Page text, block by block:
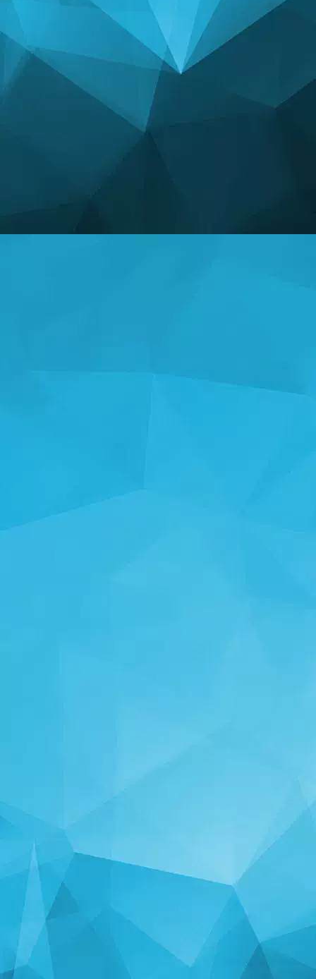
STATISTIKA
11255 Kommentaarid